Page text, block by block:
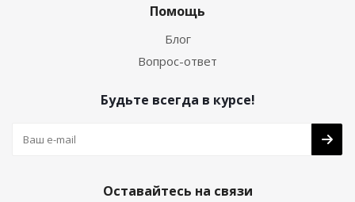
Помощь
Блог
Вопрос-ответ
Будьте всегда в курсе!
Оставайтесь на связи